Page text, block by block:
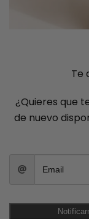
Te
¿Quieres que
de nuevo